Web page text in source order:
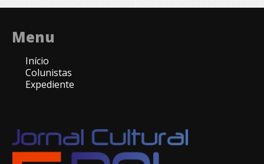
Menu
Início
Colunistas
Expediente